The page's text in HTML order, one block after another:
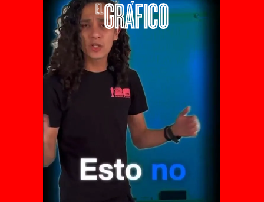
El Universal
Vive USA
Clase
De 10 sports
DeDinero